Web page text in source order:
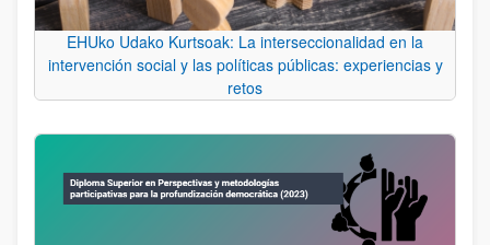
EHUko Udako Kurtsoak: La interseccionalidad en la
intervención social y las políticas públicas: experiencias y
retos